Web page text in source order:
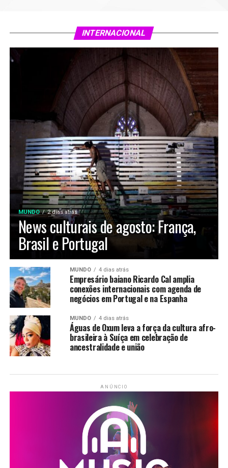
INTERNACIONAL
MUNDO 2 dias atrás
News culturais de agosto: França,
Brasil e Portugal
MUNDO 4 dias atrás
Empresário baiano Ricardo Cal amplia
conexões internacionais com agenda de
negócios em Portugal e na Espanha
MUNDO 4 dias atrás
Águas de Oxum leva a força da cultura afro-
brasileira à Suíça em celebração de
ancestralidade e união
ANÚNCIO